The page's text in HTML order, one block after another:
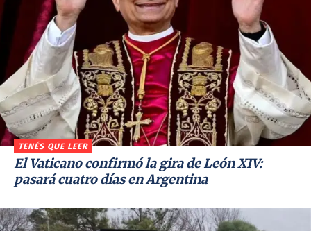
TENÉS QUE LEER
El Vaticano confirmó la gira de León XIV:
pasará cuatro días en Argentina